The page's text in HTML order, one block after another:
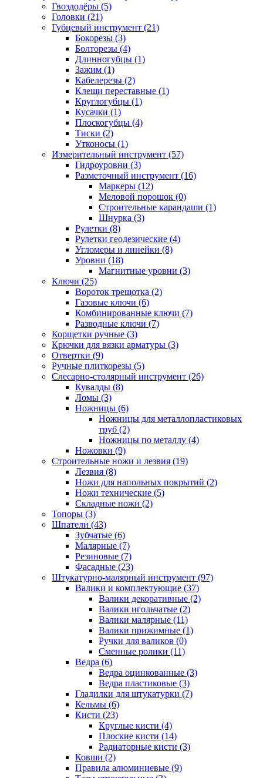
Гвоздодёры (5)
Головки (21)
Губцевый инструмент (21)
Бокорезы (3)
Болторезы (4)
Длинногубцы (1)
Зажим (1)
Кабелерезы (2)
Клещи переставные (1)
Круглогубцы (1)
Кусачки (1)
Плоскогубцы (4)
Тиски (2)
Утконосы (1)
Измерительный инструмент (57)
Гидроуровни (3)
Разметочный инструмент (16)
Маркеры (12)
Меловой порошок (0)
Строительные карандаши (1)
Шнурка (3)
Рулетки (8)
Рулетки геодезические (4)
Угломеры и линейки (8)
Уровни (18)
Магнитные уровни (3)
Ключи (25)
Вороток трещотка (2)
Газовые ключи (6)
Комбинированные ключи (7)
Разводные ключи (7)
Корщетки ручные (3)
Крючки для вязки арматуры (3)
Отвертки (9)
Ручные плиткорезы (5)
Слесарно-столярный инструмент (26)
Кувалды (8)
Ломы (3)
Ножницы (6)
Ножницы для металлопластиковых
труб (2)
Ножницы по металлу (4)
Ножовки (9)
Строительные ножи и лезвия (19)
Лезвия (8)
Ножи для напольных покрытий (2)
Ножи технические (5)
Складные ножи (2)
Топоры (3)
Шпатели (43)
Зубчатые (6)
Малярные (7)
Резиновые (7)
Фасадные (23)
Штукатурно-малярный инструмент (97)
Валики и комплектующие (37)
Валики декоративные (2)
Валики игольчатые (2)
Валики малярные (11)
Валики прижимные (1)
Ручки для валиков (0)
Сменные ролики (11)
Ведра (6)
Ведра оцинкованные (3)
Ведра пластиковые (3)
Гладилки для штукатурки (7)
Кельмы (6)
Кисти (23)
Круглые кисти (4)
Плоские кисти (14)
Радиаторные кисти (3)
Ковши (2)
Правила алюминиевые (9)